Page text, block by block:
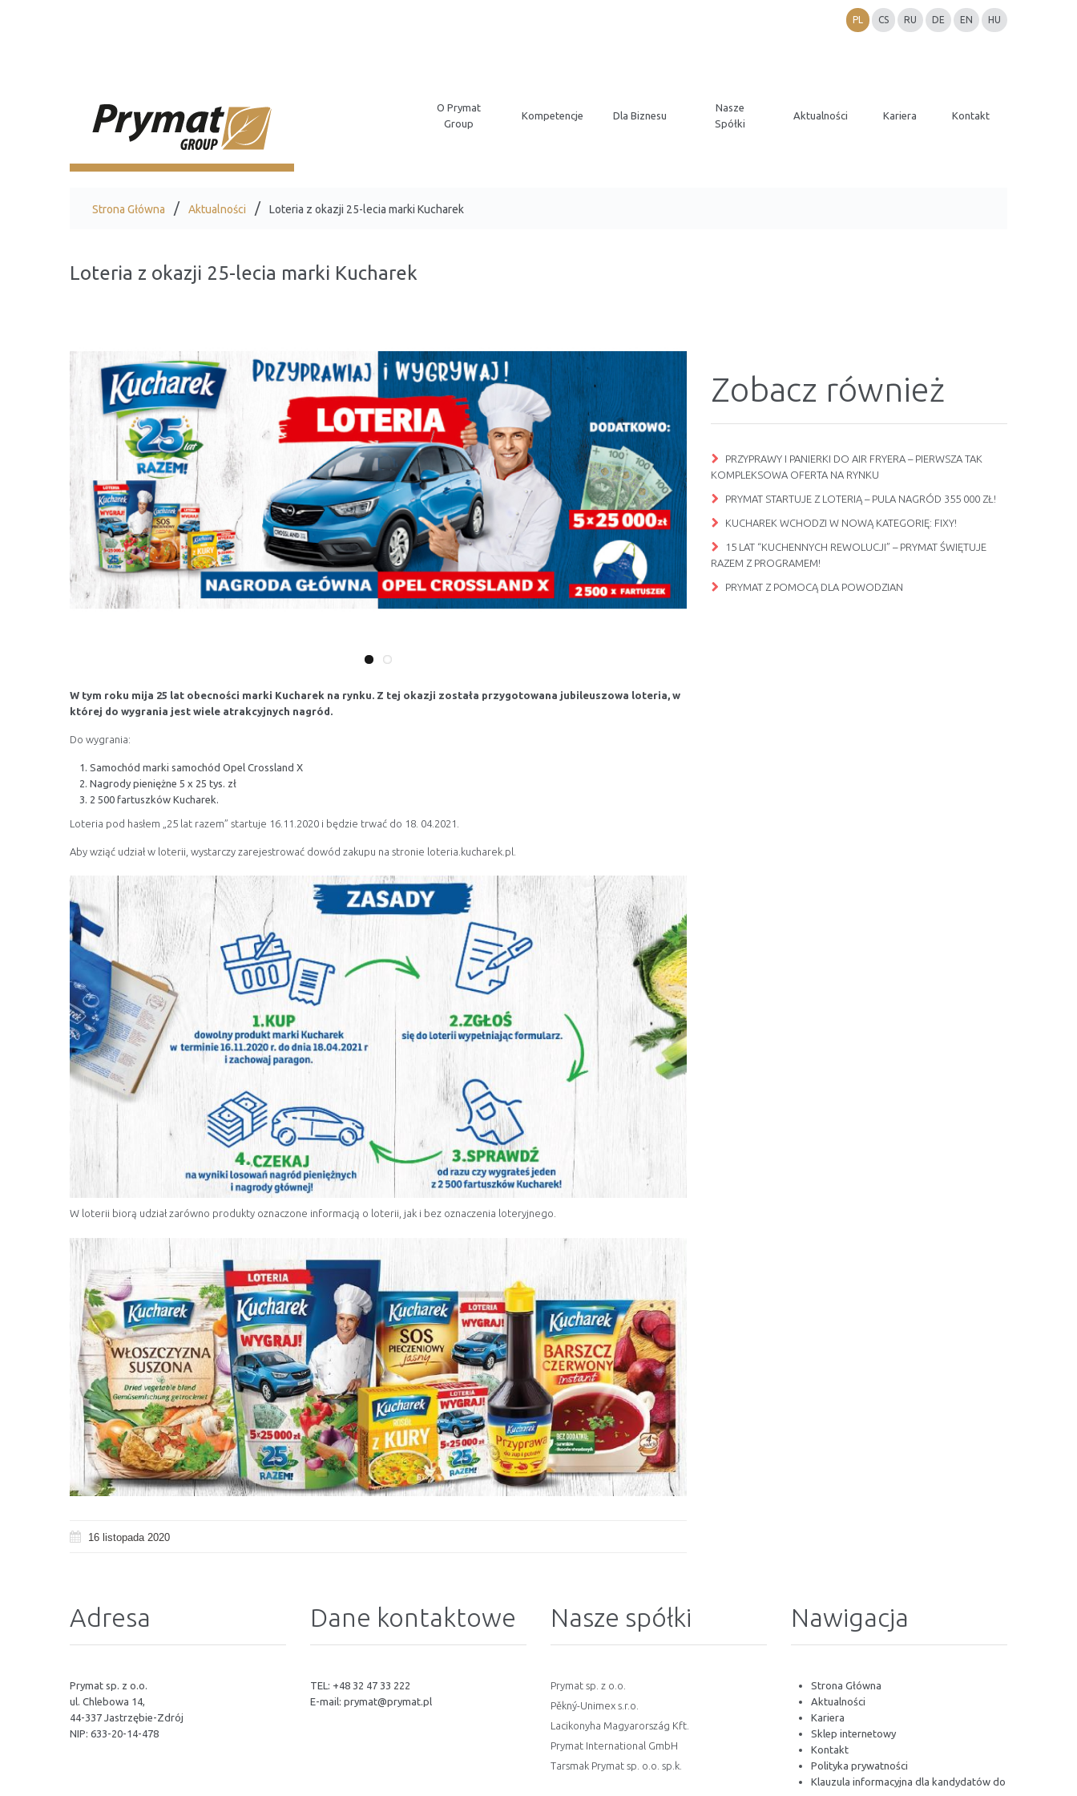
PL CS RU DE EN HU
O Prymat
Group
Kompetencje Dla Biznesu
Nasze
Spółki
Aktualności Kariera Kontakt
Strona Główna Aktualności Loteria z okazji 25-lecia marki Kucharek
Loteria z okazji 25-lecia marki Kucharek
W tym roku mija 25 lat obecności marki Kucharek na rynku. Z tej okazji została przygotowana jubileuszowa loteria, w
której do wygrania jest wiele atrakcyjnych nagród.
Do wygrania:
Samochód marki samochód Opel Crossland X
Nagrody pieniężne 5 x 25 tys. zł
2 500 fartuszków Kucharek.
Loteria pod hasłem „25 lat razem” startuje 16.11.2020 i będzie trwać do 18. 04.2021.
Aby wziąć udział w loterii, wystarczy zarejestrować dowód zakupu na stronie loteria.kucharek.pl
W loterii biorą udział zarówno produkty oznaczone informacją o loterii, jak i bez oznaczenia loteryjnego.
16 listopada 2020
Zobacz również
PRZYPRAWY I PANIERKI DO AIR FRYERA – PIERWSZA TAK
KOMPLEKSOWA OFERTA NA RYNKU
PRYMAT STARTUJE Z LOTERIĄ – PULA NAGRÓD 355 000 ZŁ!
KUCHAREK WCHODZI W NOWĄ KATEGORIĘ: FIXY!
15 LAT “KUCHENNYCH REWOLUCJI” – PRYMAT ŚWIĘTUJE
RAZEM Z PROGRAMEM!
PRYMAT Z POMOCĄ DLA POWODZIAN
Adresa
Prymat sp. z o.o.
ul. Chlebowa 14,
44-337 Jastrzębie-Zdrój
NIP: 633-20-14-478
Dane kontaktowe
TEL: +48 32 47 33 222
E-mail: prymat@prymat.pl
Nasze spółki
Prymat sp. z o.o.
Pěkný-Unimex s.r.o.
Lacikonyha Magyarország Kft.
Prymat International GmbH
Tarsmak Prymat sp. o.o. sp.k.
Nawigacja
Strona Główna
Aktualności
Kariera
Sklep internetowy
Kontakt
Polityka prywatności
Klauzula informacyjna dla kandydatów do